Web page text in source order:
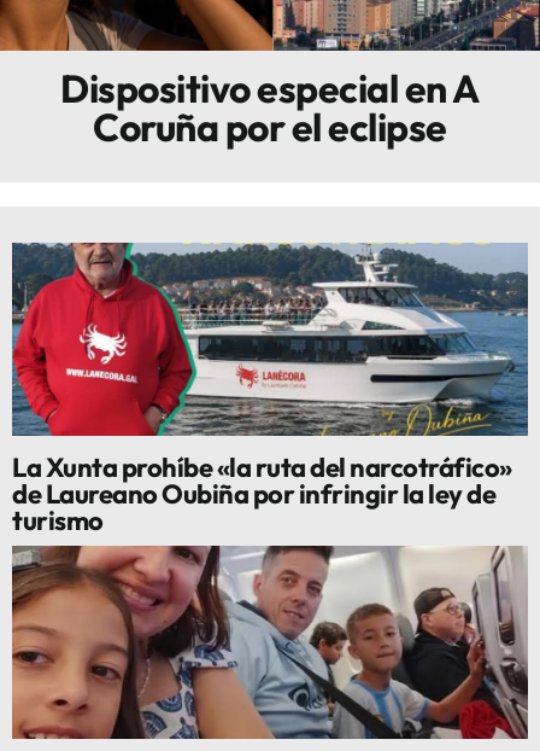
Sostenibilidad
Innova
Dispositivo especial en A
Coruña por el eclipse
La Xunta prohíbe «la ruta del narcotráfico»
de Laureano Oubiña por infringir la ley de
turismo